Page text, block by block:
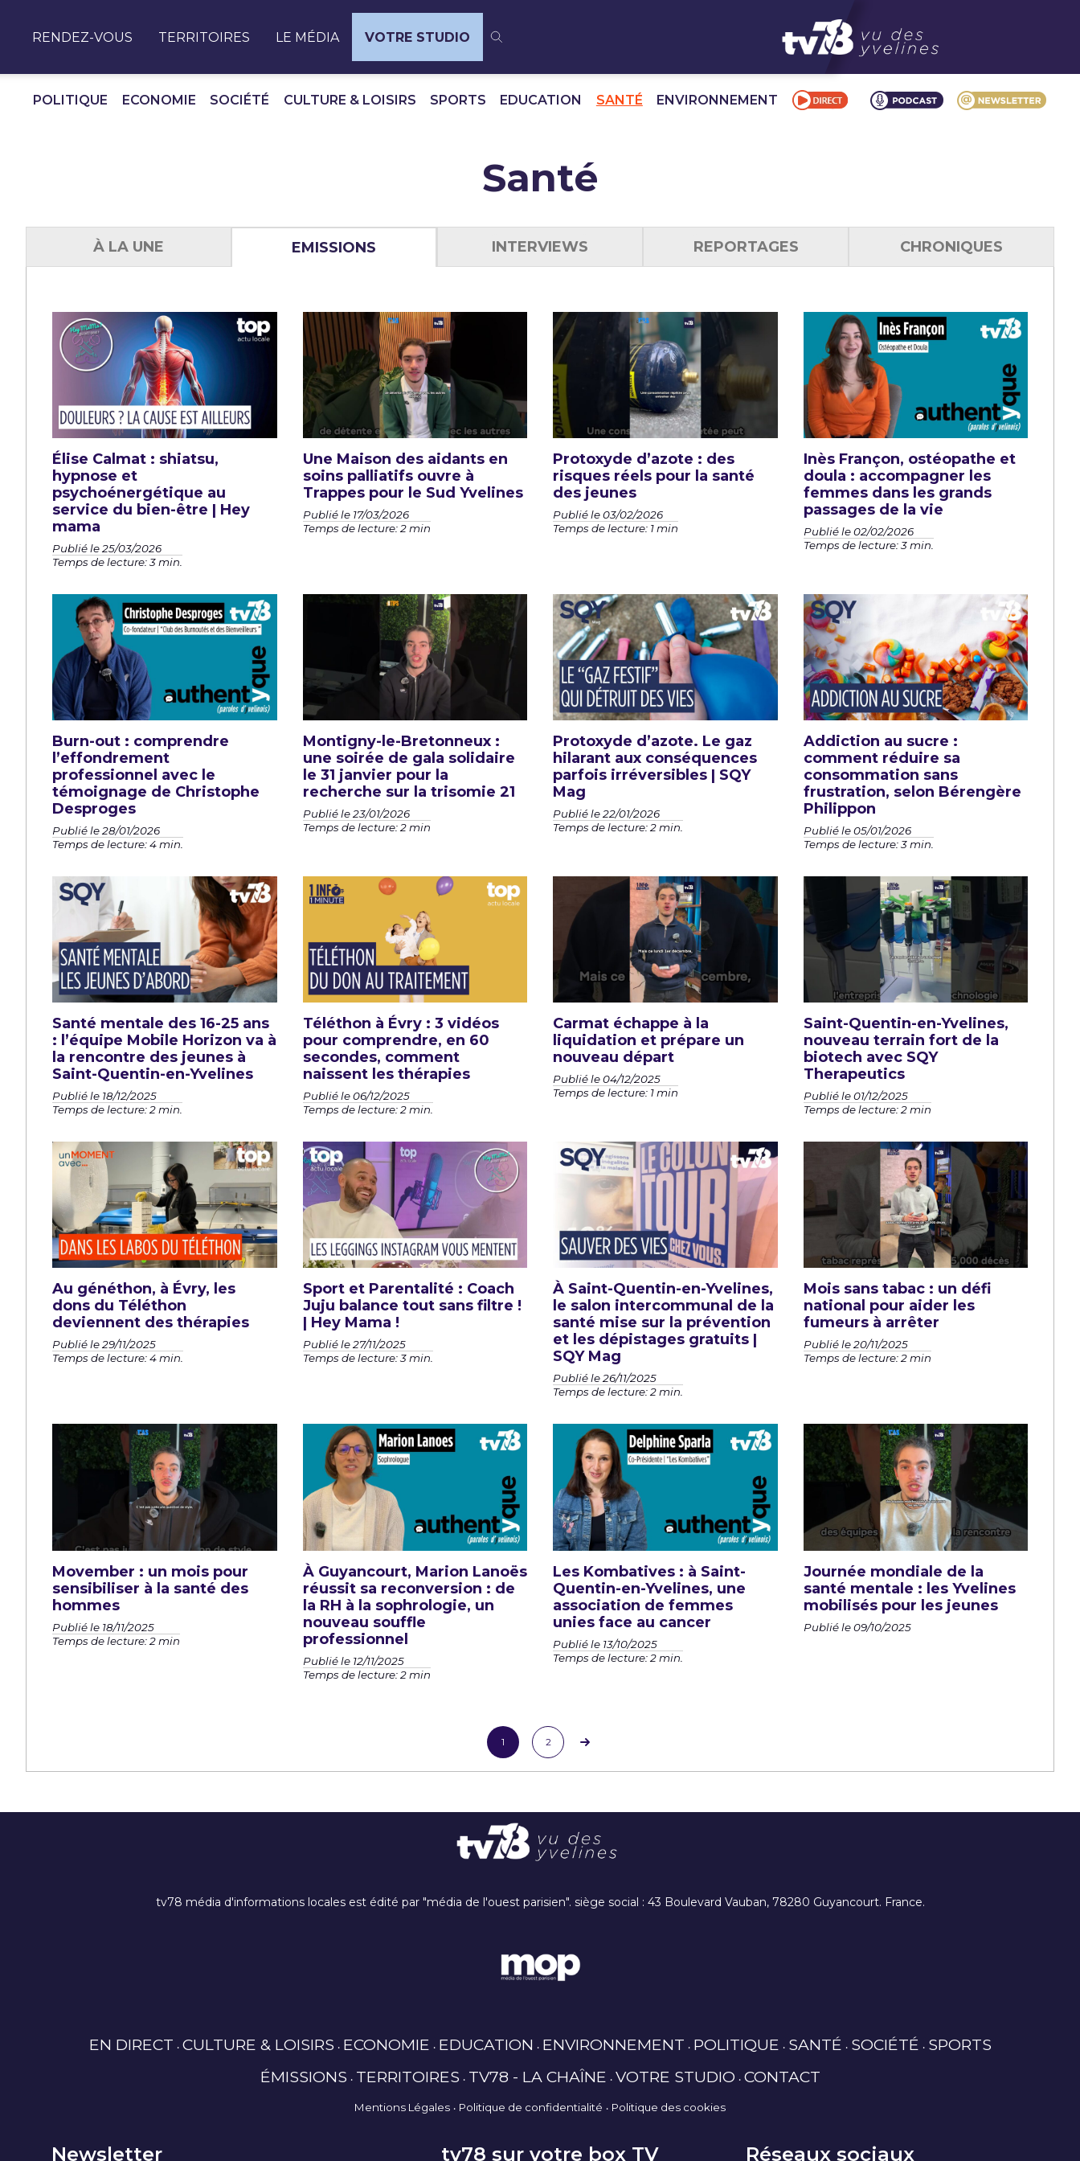
RENDEZ-VOUS TERRITOIRES LE MÉDIA VOTRE STUDIO
POLITIQUE ECONOMIE SOCIÉTÉ CULTURE & LOISIRS SPORTS EDUCATION SANTÉ ENVIRONNEMENT
Santé
À LA UNE EMISSIONS INTERVIEWS REPORTAGES CHRONIQUES
Élise Calmat : shiatsu,
hypnose et
psychoénergétique au
service du bien-être | Hey
mama
Publié le 25/03/2026
Temps de lecture: 3 min.
Une Maison des aidants en
soins palliatifs ouvre à
Trappes pour le Sud Yvelines
Publié le 17/03/2026
Temps de lecture: 2 min
Protoxyde d’azote : des
risques réels pour la santé
des jeunes
Publié le 03/02/2026
Temps de lecture: 1 min
Inès Françon, ostéopathe et
doula : accompagner les
femmes dans les grands
passages de la vie
Publié le 02/02/2026
Temps de lecture: 3 min.
Burn-out : comprendre
l’effondrement
professionnel avec le
témoignage de Christophe
Desproges
Publié le 28/01/2026
Temps de lecture: 4 min.
Montigny-le-Bretonneux :
une soirée de gala solidaire
le 31 janvier pour la
recherche sur la trisomie 21
Publié le 23/01/2026
Temps de lecture: 2 min
Protoxyde d’azote. Le gaz
hilarant aux conséquences
parfois irréversibles | SQY
Mag
Publié le 22/01/2026
Temps de lecture: 2 min.
Addiction au sucre :
comment réduire sa
consommation sans
frustration, selon Bérengère
Philippon
Publié le 05/01/2026
Temps de lecture: 3 min.
Santé mentale des 16-25 ans
: l’équipe Mobile Horizon va à
la rencontre des jeunes à
Saint-Quentin-en-Yvelines
Publié le 18/12/2025
Temps de lecture: 2 min.
Téléthon à Évry : 3 vidéos
pour comprendre, en 60
secondes, comment
naissent les thérapies
Publié le 06/12/2025
Temps de lecture: 2 min.
Carmat échappe à la
liquidation et prépare un
nouveau départ
Publié le 04/12/2025
Temps de lecture: 1 min
Saint-Quentin-en-Yvelines,
nouveau terrain fort de la
biotech avec SQY
Therapeutics
Publié le 01/12/2025
Temps de lecture: 2 min
Au généthon, à Évry, les
dons du Téléthon
deviennent des thérapies
Publié le 29/11/2025
Temps de lecture: 4 min.
Sport et Parentalité : Coach
Juju balance tout sans filtre !
| Hey Mama !
Publié le 27/11/2025
Temps de lecture: 3 min.
À Saint-Quentin-en-Yvelines,
le salon intercommunal de la
santé mise sur la prévention
et les dépistages gratuits |
SQY Mag
Publié le 26/11/2025
Temps de lecture: 2 min.
Mois sans tabac : un défi
national pour aider les
fumeurs à arrêter
Publié le 20/11/2025
Temps de lecture: 2 min
Movember : un mois pour
sensibiliser à la santé des
hommes
Publié le 18/11/2025
Temps de lecture: 2 min
À Guyancourt, Marion Lanoës
réussit sa reconversion : de
la RH à la sophrologie, un
nouveau souffle
professionnel
Publié le 12/11/2025
Temps de lecture: 2 min
Les Kombatives : à Saint-
Quentin-en-Yvelines, une
association de femmes
unies face au cancer
Publié le 13/10/2025
Temps de lecture: 2 min.
Journée mondiale de la
santé mentale : les Yvelines
mobilisés pour les jeunes
Publié le 09/10/2025
1 2
tv78 média d'informations locales est édité par "média de l'ouest parisien". siège social : 43 Boulevard Vauban, 78280 Guyancourt. France.
EN DIRECT CULTURE & LOISIRS ECONOMIE EDUCATION ENVIRONNEMENT POLITIQUE SANTÉ SOCIÉTÉ SPORTS
ÉMISSIONS TERRITOIRES TV78 - LA CHAÎNE VOTRE STUDIO CONTACT
Mentions Légales Politique de confidentialité Politique des cookies
Newsletter tv78 sur votre box TV Réseaux sociaux